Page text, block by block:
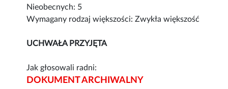
Nieobecnych: 5
Wymagany rodzaj większości: Zwykła większość
UCHWAŁA PRZYJĘTA
Jak głosowali radni:
DOKUMENT ARCHIWALNY